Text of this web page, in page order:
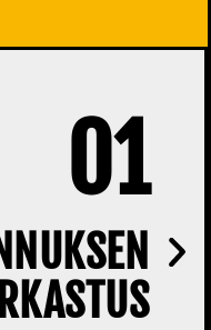
01